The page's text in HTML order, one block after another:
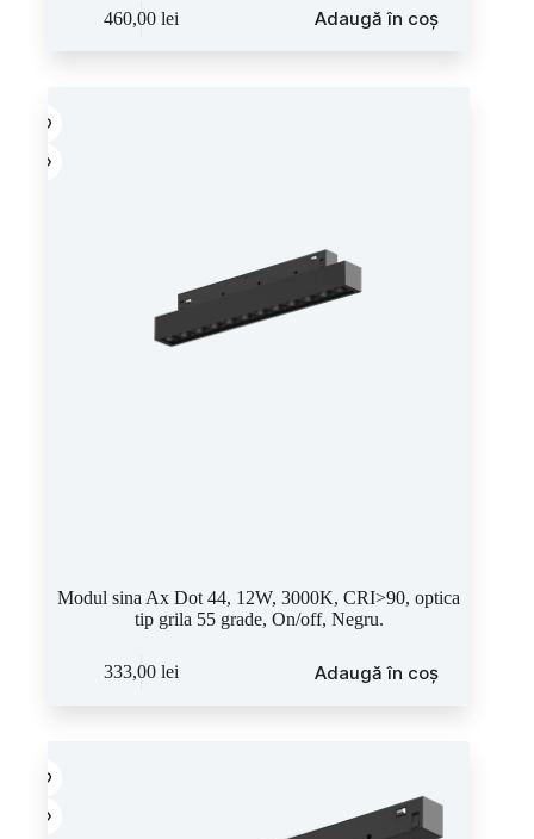
460,00lei Adaugă în coș
Modul sina Ax Dot 44, 12W, 3000K, CRI>90, optica
tip grila 55 grade, On/off, Negru.
333,00lei Adaugă în coș